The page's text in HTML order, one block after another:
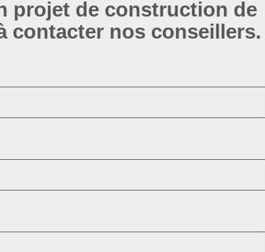
projet de construction de
contacter nos conseillers.